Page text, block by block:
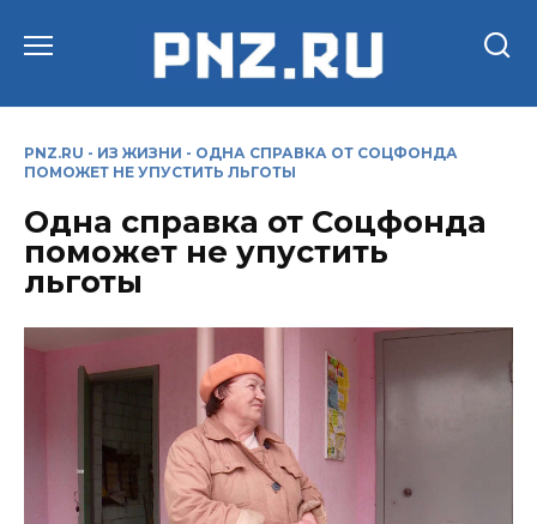
PNZ.RU - ИЗ ЖИЗНИ - ОДНА СПРАВКА ОТ СОЦФОНДА
ПОМОЖЕТ НЕ УПУСТИТЬ ЛЬГОТЫ
Одна справка от Соцфонда
поможет не упустить
льготы